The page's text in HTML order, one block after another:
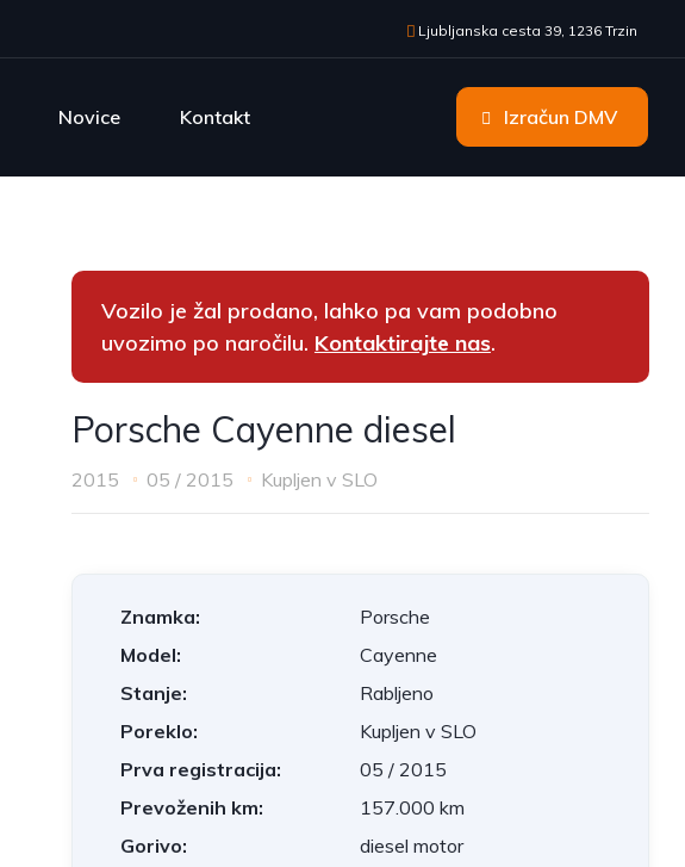
Ljubljanska cesta 39, 1236 Trzin
Novice Kontakt Izračun DMV
Vozilo je žal prodano, lahko pa vam podobno
uvozimo po naročilu. Kontaktirajte nas.
Porsche Cayenne diesel
2015 05 / 2015 Kupljen v SLO
Znamka:
Porsche
Model:
Cayenne
Stanje:
Rabljeno
Poreklo:
Kupljen v SLO
Prva registracija:
05 / 2015
Prevoženih km:
157.000 km
Gorivo:
diesel motor